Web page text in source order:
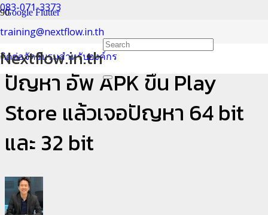
083-071-3373
training@nextflow.in.th
ติดต่อจัดอบรมสำหรับองค์กร
Nextflow.in.th
Google Flutter
Google Flutter: วิธีแก้ไข
ปัญหา อัพ APK ขึ้น Play
Store แล้วเจอปัญหา 64 bit
และ 32 bit